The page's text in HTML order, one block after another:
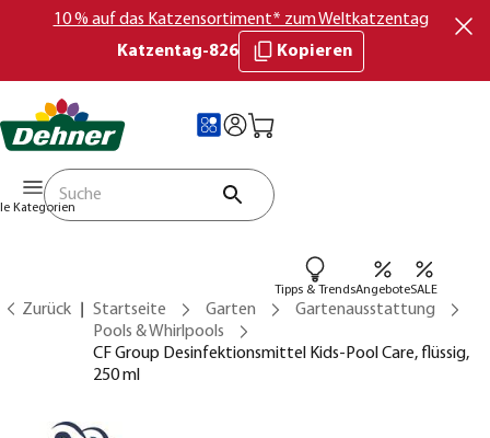
10 % auf das Katzensortiment* zum Weltkatzentag
Katzentag-826
Kopieren
Kategorien
Tipps & TrendsAngeboteSALE
Zurück Startseite Garten
Gartenausstattung
Pools & Whirlpools
CF Group Desinfektionsmittel Kids-Pool Care, flüssig,
250 ml